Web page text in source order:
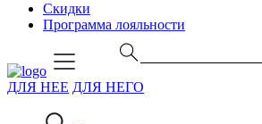
Скидки
Программа лояльности
ДЛЯ НЕЕ ДЛЯ НЕГО